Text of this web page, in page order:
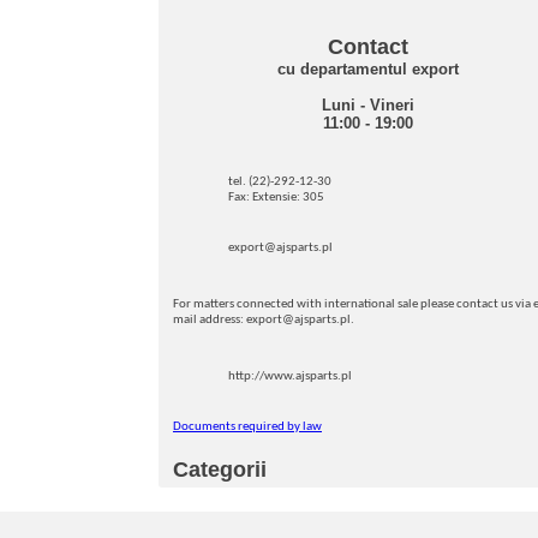
Contact
cu departamentul export
Luni - Vineri
11:00 - 19:00
tel. (22)-292-12-30
Fax: Extensie: 305
export@ajsparts.pl
For matters connected with international sale please contact us via
mail address: export@ajsparts.pl.
http://www.ajsparts.pl
Documents required by law
Categorii